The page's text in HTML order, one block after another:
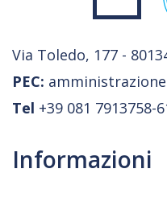
Via Toledo, 177 -
PEC:
Tel +39 081 7913758-
Informazioni